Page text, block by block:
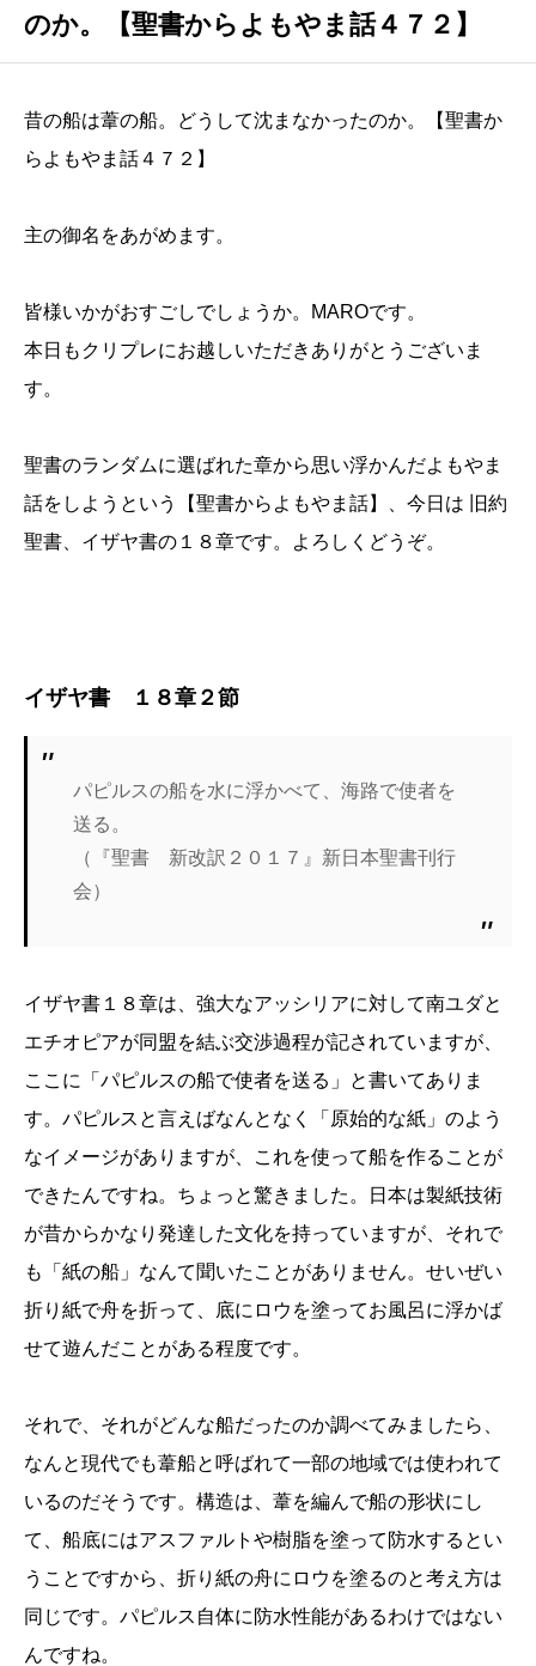
のか。【聖書からよもやま話４７２】
昔の船は葦の船。どうして沈まなかったのか。【聖書か
らよもやま話４７２】
主の御名をあがめます。
皆様いかがおすごしでしょうか。MAROです。
本日もクリプレにお越しいただきありがとうございま
す。
聖書のランダムに選ばれた章から思い浮かんだよもやま
話をしようという【聖書からよもやま話】、今日は 旧約
聖書、イザヤ書の１８章です。よろしくどうぞ。
イザヤ書 １８章２節
パピルスの船を水に浮かべて、海路で使者を
送る。
（『聖書 新改訳２０１７』新日本聖書刊行
会）
イザヤ書１８章は、強大なアッシリアに対して南ユダと
エチオピアが同盟を結ぶ交渉過程が記されていますが、
ここに「パピルスの船で使者を送る」と書いてありま
す。パピルスと言えばなんとなく「原始的な紙」のよう
なイメージがありますが、これを使って船を作ることが
できたんですね。ちょっと驚きました。日本は製紙技術
が昔からかなり発達した文化を持っていますが、それで
も「紙の船」なんて聞いたことがありません。せいぜい
折り紙で舟を折って、底にロウを塗ってお風呂に浮かば
せて遊んだことがある程度です。
それで、それがどんな船だったのか調べてみましたら、
なんと現代でも葦船と呼ばれて一部の地域では使われて
いるのだそうです。構造は、葦を編んで船の形状にし
て、船底にはアスファルトや樹脂を塗って防水するとい
うことですから、折り紙の舟にロウを塗るのと考え方は
同じです。パピルス自体に防水性能があるわけではない
んですね。